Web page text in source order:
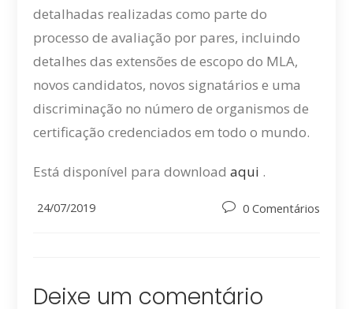
detalhadas realizadas como parte do
processo de avaliação por pares, incluindo
detalhes das extensões de escopo do MLA,
novos candidatos, novos signatários e uma
discriminação no número de organismos de
certificação credenciados em todo o mundo.
Está disponível para downloadaqui .
Post
24/07/2019
Post0 Comentários
Deixe um comentário